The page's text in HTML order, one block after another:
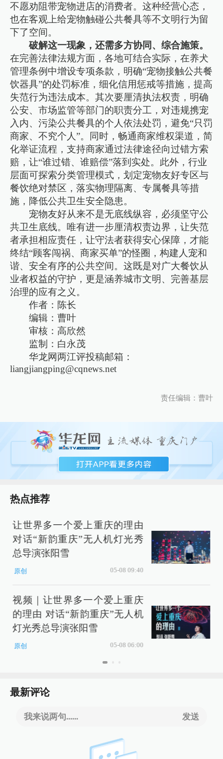
不愿劝阻带宠物进店的消费者。这种经营心态，
也在客观上给宠物触碰公共餐具等不文明行为留
下了空间。
破解这一现象，还需多方协同、综合施策。
在完善法律法规方面，各地可结合实际，在养犬
管理条例中增设专项条款，明确“宠物接触公共餐
饮器具”的处罚标准，细化信用惩戒等措施，提高
失范行为违法成本。其次要厘清执法权责，明确
公安、市场监管等部门的职责分工，对违规携宠
入内、污染公共餐具的个人依法处罚，避免“只罚
商家、不究个人”。同时，畅通商家维权渠道，简
化举证流程，支持商家通过法律途径向过错方索
赔，让“谁过错、谁赔偿”落到实处。此外，行业
层面可探索分类管理模式，划定宠物友好专区与
餐饮绝对禁区，落实物理隔离、专属餐具等措
施，降低公共卫生安全隐患。
宠物友好从来不是无底线纵容，必须坚守公
共卫生底线。唯有进一步厘清权责边界，让失范
者承担相应责任，让守法者获得安心保障，才能
终结“顾客闯祸、商家买单”的怪圈，构建人宠和
谐、安全有序的公共空间。这既是对广大餐饮从
业者权益的守护，更是涵养城市文明、完善基层
治理的应有之义。
作者：陈长
编辑：曹叶
审核：高欣然
监制：白永茂
华龙网两江评投稿邮箱：
liangjiangping@cqnews.net
责任编辑：曹叶
热点推荐
让世界多一个爱上重庆的理由
对话“新韵重庆”无人机灯光秀
总导演张阳雪
原创 05-08 09:40
视频｜让世界多一个爱上重庆
的理由 对话“新韵重庆”无人机
灯光秀总导演张阳雪
原创 05-08 06:00
最新评论
我来说两句...... 发送